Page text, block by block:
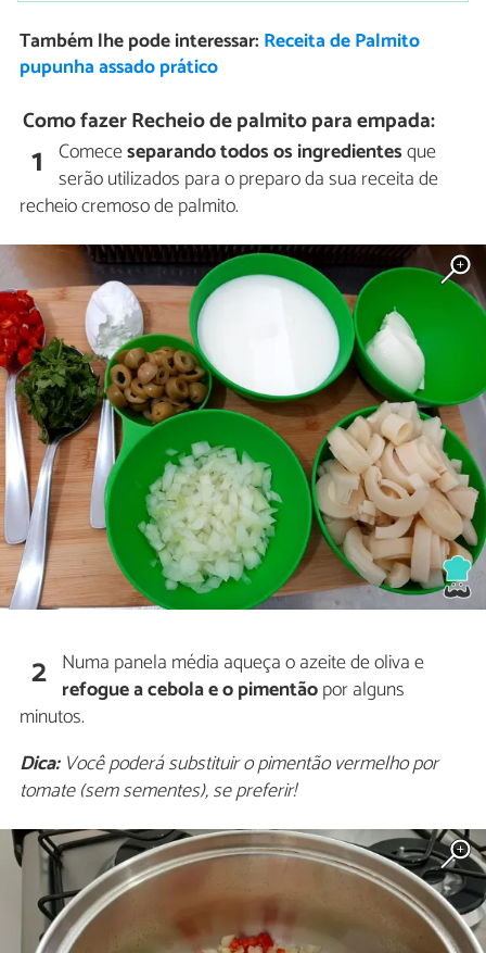
Também lhe pode interessar: Receita de Palmito
pupunha assado prático
Como fazer Recheio de palmito para empada:
1 Comeceseparando todos os ingredientesque
serão utilizados para o preparo da sua receita de
recheio cremoso de palmito.
2 Numa panela média aqueça o azeite de oliva e
refogue a cebola e o pimentãopor alguns
minutos.
Dica:Você poderá substituir o pimentão vermelho por
tomate (sem sementes), se preferir!